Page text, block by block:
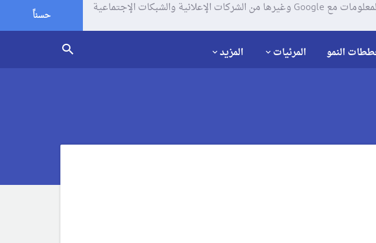
يستخدم موقعنا ملفات تعريف الإرتباط (الكوكيز) لتحليل زياراتك وإستخدامك للموقع و تتم مشاركة بعض المعلومات مع Google وغيرها من الشركات الإعلانية والشبكات الإجتماعية
حسناً
النمو المرئيات المزيد